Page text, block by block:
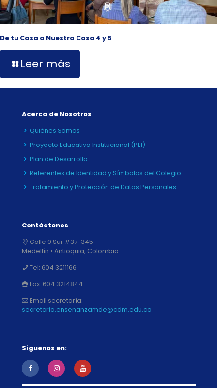
De tu Casa a Nuestra Casa 4 y 5
Leer más
Acerca de Nosotros
Quiénes Somos
Proyecto Educativo Institucional (PEI)
Plan de Desarrollo
Referentes de Identidad y Símbolos del Colegio
Tratamiento y Protección de Datos Personales
Contáctenos
Calle 9 Sur #37-345
Medellín • Antioquia, Colombia.
Tel: 604 3211166
Fax: 604 3214844
Email secretaría:
secretaria.ensenanzamde@cdm.edu.co
Síguenos en: